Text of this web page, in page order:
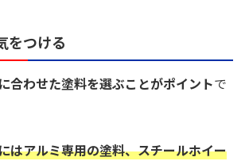
をつける
合わせた塗料を選ぶことがポイントで
はアルミ専用の塗料、スチールホイー